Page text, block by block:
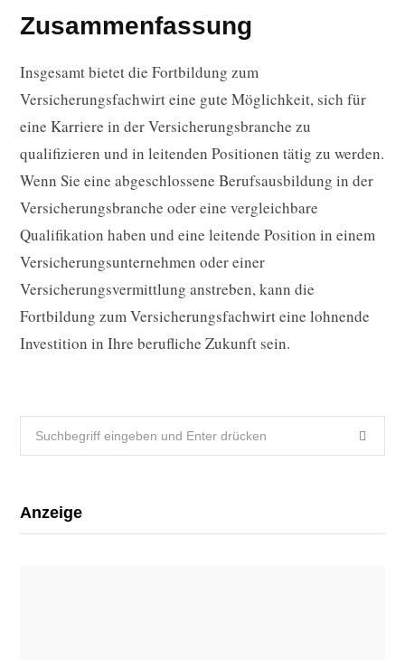
Zusammenfassung
Insgesamt bietet die Fortbildung zum
Versicherungsfachwirt eine gute Möglichkeit, sich für
eine Karriere in der Versicherungsbranche zu
qualifizieren und in leitenden Positionen tätig zu werden.
Wenn Sie eine abgeschlossene Berufsausbildung in der
Versicherungsbranche oder eine vergleichbare
Qualifikation haben und eine leitende Position in einem
Versicherungsunternehmen oder einer
Versicherungsvermittlung anstreben, kann die
Fortbildung zum Versicherungsfachwirt eine lohnende
Investition in Ihre berufliche Zukunft sein.
Anzeige